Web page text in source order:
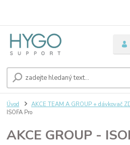
Úvod AKCE TEAM A GROUP + dávkovač
ISOFA Pro
AKCE GROUP -